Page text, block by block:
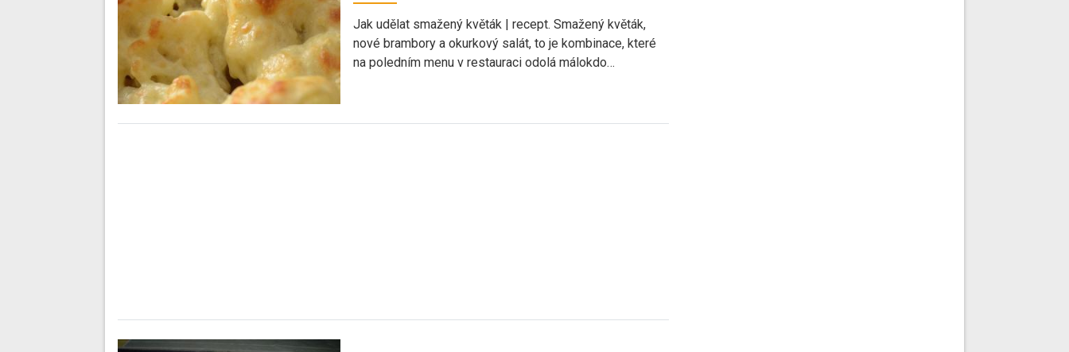
Jak udělat smažený květák | recept. Smažený květák,
nové brambory a okurkový salát, to je kombinace, které
na poledním menu v restauraci odolá málokdo…